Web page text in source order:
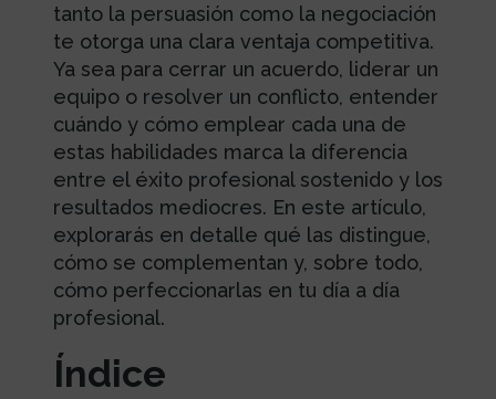
tanto la persuasión como la negociación
te otorga una clara ventaja competitiva.
Ya sea para cerrar un acuerdo, liderar un
equipo o resolver un conflicto, entender
cuándo y cómo emplear cada una de
estas habilidades marca la diferencia
entre el éxito profesional sostenido y los
resultados mediocres. En este artículo,
explorarás en detalle qué las distingue,
cómo se complementan y, sobre todo,
cómo perfeccionarlas en tu día a día
profesional.
Índice